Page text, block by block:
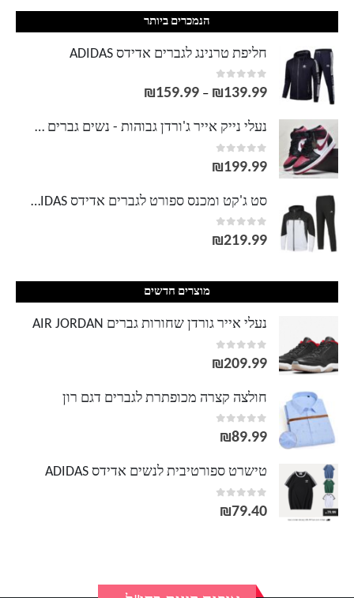
הנמכרים ביותר
חליפת טרנינג לגברים אדידס ADIDAS
0
out of 5
₪139.99
–
₪159.99
נעלי נייק אייר ג'ורדן גבוהות - נשים גברים NIKE AIR JORDAN
0
out of 5
₪199.99
סט ג'קט ומכנס ספורט לגברים אדידס ADIDAS
0
out of 5
₪219.99
מוצרים חדשים
נעלי אייר גורדן שחורות גברים AIR JORDAN
0
out of 5
₪209.99
חולצה קצרה מכופתרת לגברים דגם רון
0
out of 5
₪89.99
טישרט ספורטיבית לנשים אדידס ADIDAS
0
out of 5
₪79.40